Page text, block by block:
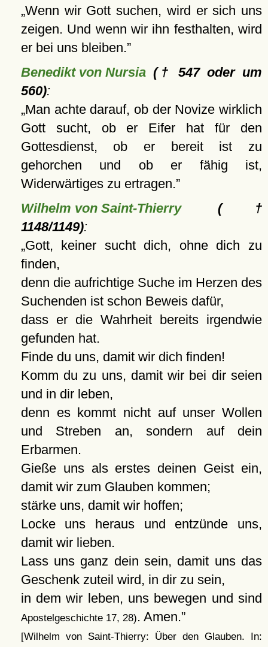
Wenn wir Gott suchen, wird er sich uns
zeigen. Und wenn wir ihn festhalten, wird
er bei uns bleiben.
Benedikt von Nursia(† 547 oder um
560):
Man achte darauf, ob der Novize wirklich
Gott sucht, ob er Eifer hat für den
Gottesdienst, ob er bereit ist zu
gehorchen und ob er fähig ist,
Widerwärtiges zu ertragen.
Wilhelm von Saint-Thierry(†
1148/1149):
Gott, keiner sucht dich, ohne dich zu
finden,
denn die aufrichtige Suche im Herzen des
Suchenden ist schon Beweis dafür,
dass er die Wahrheit bereits irgendwie
gefunden hat.
Finde du uns, damit wir dich finden!
Komm du zu uns, damit wir bei dir seien
und in dir leben,
denn es kommt nicht auf unser Wollen
und Streben an, sondern auf dein
Erbarmen.
Gieße uns als erstes deinen Geist ein,
damit wir zum Glauben kommen;
stärke uns, damit wir hoffen;
Locke uns heraus und entzünde uns,
damit wir lieben.
Lass uns ganz dein sein, damit uns das
Geschenk zuteil wird, in dir zu sein,
in dem wir leben, uns bewegen und sind
Apostelgeschichte 17, 28). Amen.
[Wilhelm von Saint-Thierry: Über den Glauben. In: